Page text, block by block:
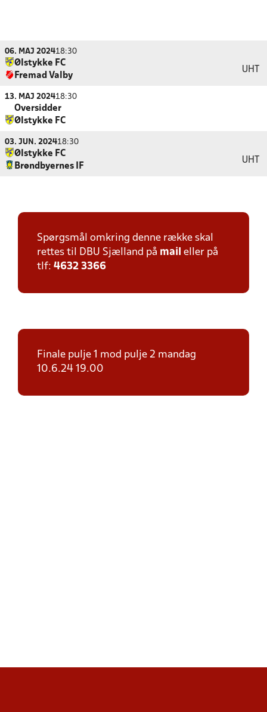
06. MAJ 202418:30
Ølstykke FC
Fremad Valby
UHT
13. MAJ 202418:30
Oversidder
Ølstykke FC
03. JUN. 202418:30
Ølstykke FC
Brøndbyernes IF
UHT
Spørgsmål omkring denne række skal
rettes til DBU Sjælland på mail eller på
tlf: 4632 3366
Finale pulje 1 mod pulje 2 mandag
10.6.24 19.00